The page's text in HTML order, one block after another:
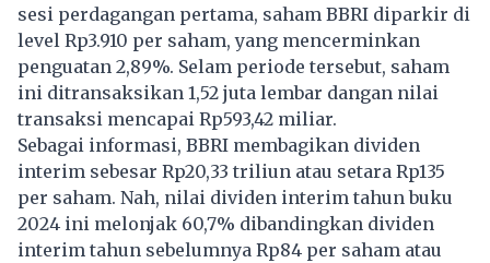
sesi perdagangan pertama, saham BBRI diparkir di
level Rp3.910 per saham, yang mencerminkan
penguatan 2,89%. Selam periode tersebut, saham
ini ditransaksikan 1,52 juta lembar dangan nilai
transaksi mencapai Rp593,42 miliar.
Sebagai informasi, BBRI membagikan dividen
interim sebesar Rp20,33 triliun atau setara Rp135
per saham. Nah, nilai dividen interim tahun buku
2024 ini melonjak 60,7% dibandingkan dividen
interim tahun sebelumnya Rp84 per saham atau